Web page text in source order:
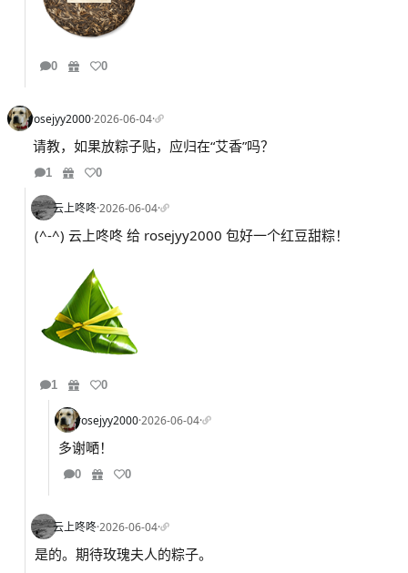
0 0
rosejyy2000·2026-06-04·
请教，如果放粽子贴，应归在“艾香”吗？
1 0
云上咚咚·2026-06-04·
(^-^) 云上咚咚 给 rosejyy2000 包好一个红豆甜粽！
1 0
rosejyy2000·2026-06-04·
多谢嗮！
0 0
云上咚咚·2026-06-04·
是的。期待玫瑰夫人的粽子。